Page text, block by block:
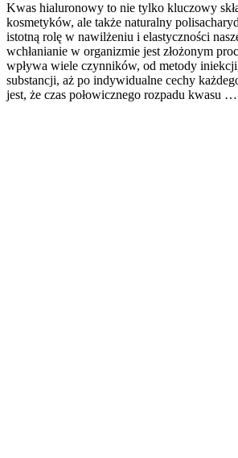
Kwas hialuronowy to nie tylko kluczowy
kosmetyków, ale także naturalny
istotną rolę w nawilżeniu i elastyczności
wchłanianie w organizmie jest złożonym
wpływa wiele czynników, od metody
substancji, aż po indywidualne cechy
jest, że czas połowicznego rozpadu kwasu …